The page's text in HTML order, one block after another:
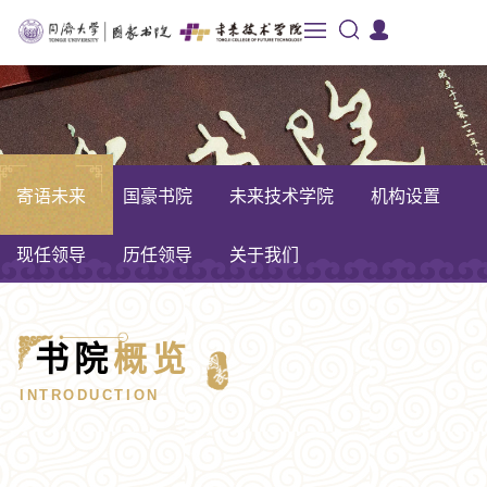
寄语未来 国豪书院 未来技术学院 机构设置
现任领导 历任领导 关于我们
书院概览
INTRODUCTION